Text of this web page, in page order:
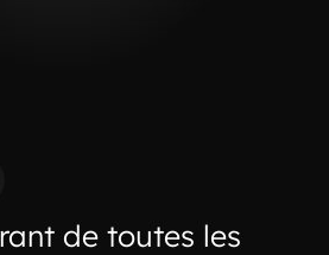
de toutes les